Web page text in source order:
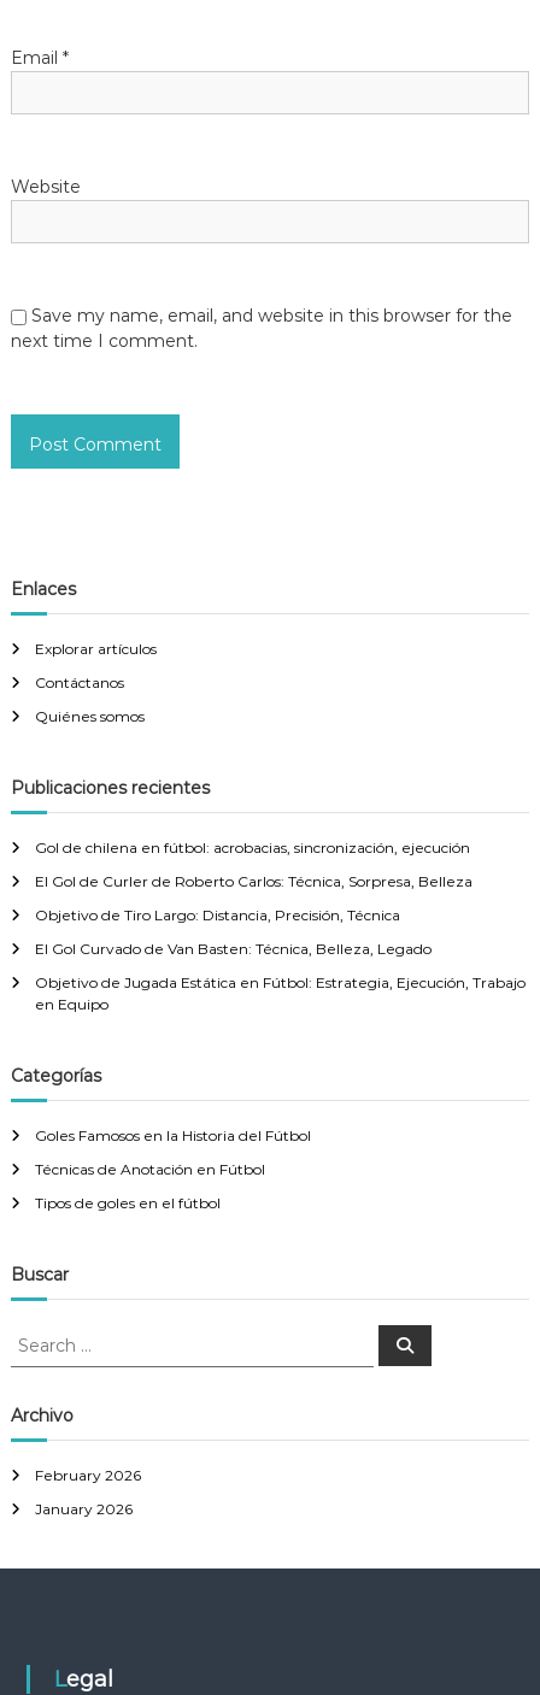
Email *
Website
Save my name, email, and website in this browser for the
next time I comment.
Enlaces
Explorar artículos
Contáctanos
Quiénes somos
Publicaciones recientes
Gol de chilena en fútbol: acrobacias, sincronización, ejecución
El Gol de Curler de Roberto Carlos: Técnica, Sorpresa, Belleza
Objetivo de Tiro Largo: Distancia, Precisión, Técnica
El Gol Curvado de Van Basten: Técnica, Belleza, Legado
Objetivo de Jugada Estática en Fútbol: Estrategia, Ejecución, Trabajo
en Equipo
Categorías
Goles Famosos en la Historia del Fútbol
Técnicas de Anotación en Fútbol
Tipos de goles en el fútbol
Buscar
S
r
c
f
o
S
Archivo
February 2026
January 2026
Legal